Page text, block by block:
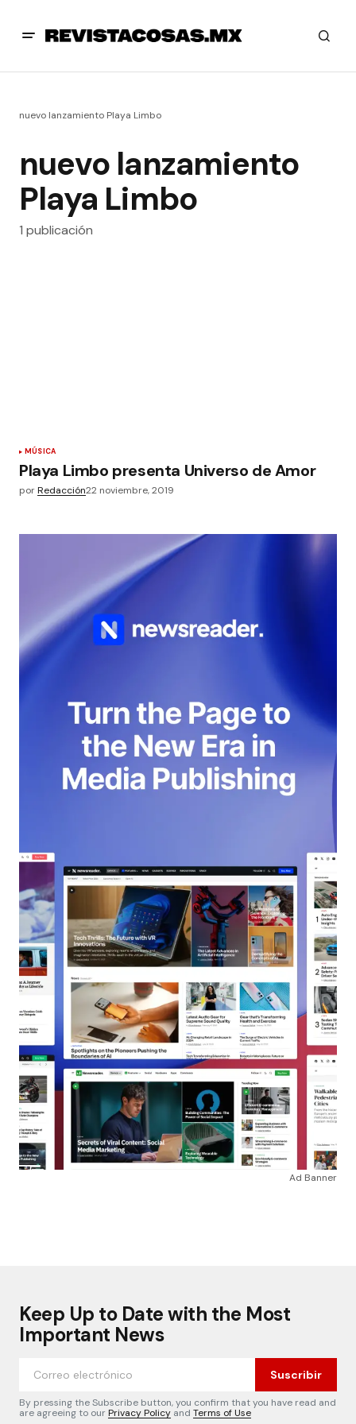
nuevo lanzamiento Playa Limbo
nuevo lanzamiento
Playa Limbo
1 publicación
MÚSICA
Playa Limbo presenta Universo de Amor
porRedacción22 noviembre, 2019
Ad Banner
Keep Up to Date with the Most
Important News
Suscribir
By pressing the Subscribe button, you confirm that you have read and
are agreeing to ourPrivacy Policy and Terms of Use